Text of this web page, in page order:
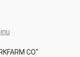
CO"